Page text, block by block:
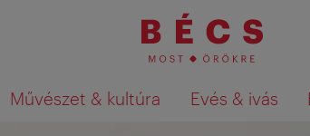
Művészet & kultúra Evés & ivás